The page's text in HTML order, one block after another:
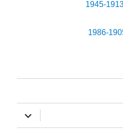
توسيع
القائمة
الفرعية